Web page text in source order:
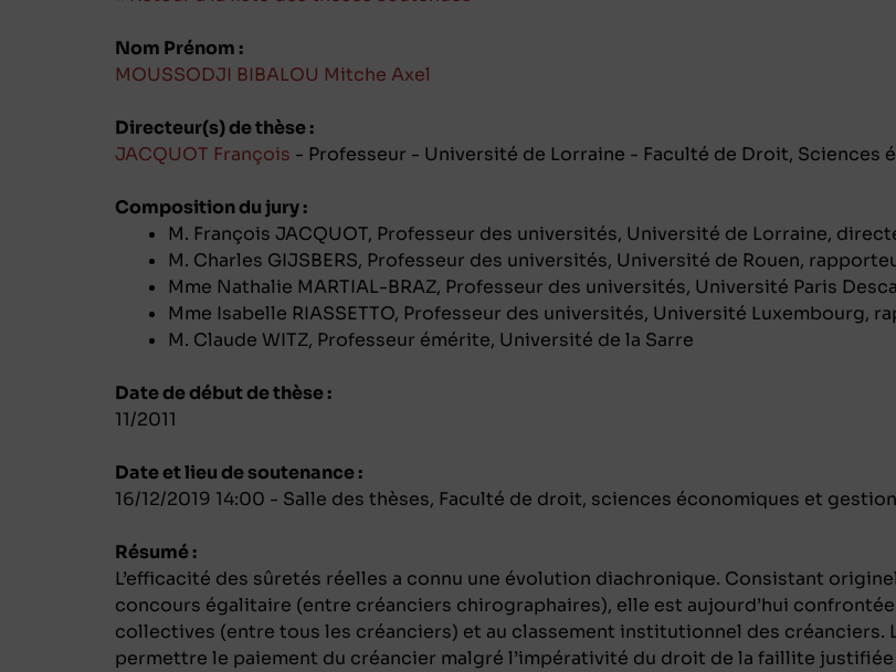
Nom Prénom :
MOUSSODJI BIBALOU Mitche Axel
Directeur(s) de thèse :
JACQUOT François - Professeur - Université de Lorraine - Faculté de Droit, Sciences
Composition du jury :
M. François JACQUOT, Professeur des universités, Université de Lorraine,
M. Charles GIJSBERS, Professeur des universités, Université de Rouen,
Mme Nathalie MARTIAL-BRAZ, Professeur des universités, Université Paris
Mme Isabelle RIASSETTO, Professeur des universités, Université Luxembourg,
M. Claude WITZ, Professeur émérite, Université de la Sarre
Date de début de thèse :
11/2011
Date et lieu de soutenance :
16/12/2019 14:00 - Salle des thèses, Faculté de droit, sciences économiques et
Résumé :
L’efficacité des sûretés réelles a connu une évolution diachronique. Consistant
concours égalitaire (entre créanciers chirographaires), elle est aujourd’hui
collectives (entre tous les créanciers) et au classement institutionnel des créanciers.
permettre le paiement du créancier malgré l’impérativité du droit de la faillite justifiée